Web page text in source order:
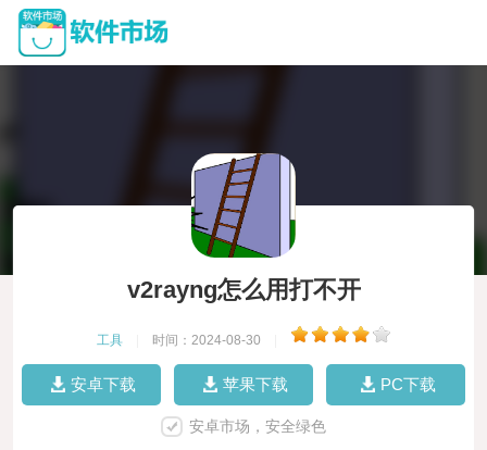
v2rayng怎么用打不开
工具 时间：2024-08-30
安卓下载 苹果下载 PC下载
安卓市场，安全绿色